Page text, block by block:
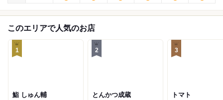
このエリアで人気のお店
1
鮨 しゅん輔
2
とんかつ成蔵
3
トマト